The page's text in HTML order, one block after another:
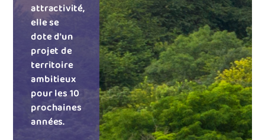
attractivité,
elle se
dote d'un
projet de
territoire
ambitieux
pour les 10
prochaines
années.